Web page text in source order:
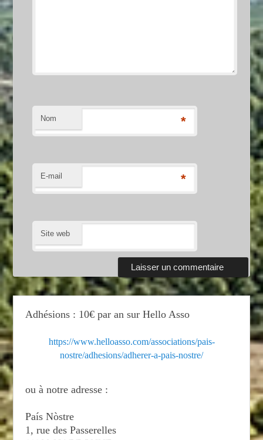
Nom *
E-mail *
Site web
Adhésions : 10€ par an sur Hello Asso
https://www.helloasso.com/associations/pais-
nostre/adhesions/adherer-a-pais-nostre/
ou à notre adresse :
País Nòstre
1, rue des Passerelles